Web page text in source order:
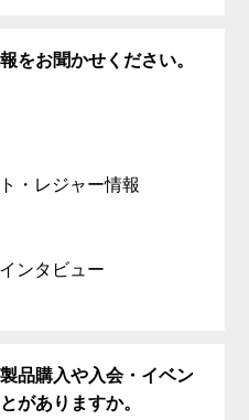
をお聞かせください。
・レジャー情報
ンタビュー
品購入や入会・イベン
がありますか。